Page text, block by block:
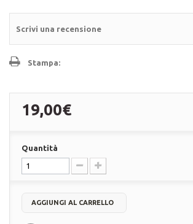
Scrivi una recensione
Stampa:
19,00€
Quantità
AGGIUNGI AL CARRELLO